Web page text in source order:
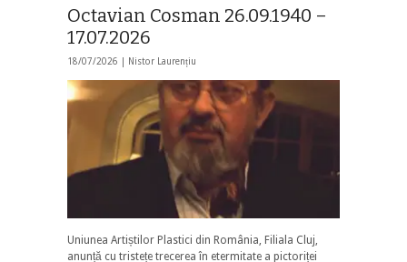
Octavian Cosman 26.09.1940 –
17.07.2026
18/07/2026 | Nistor Laurențiu
Uniunea Artiștilor Plastici din România, Filiala Cluj,
anunță cu tristețe trecerea în etermitate a pictoriței